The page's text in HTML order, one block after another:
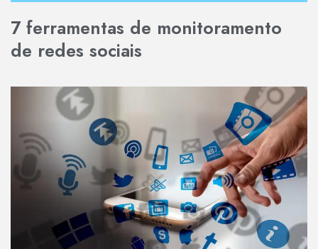
7 ferramentas de monitoramento
de redes sociais